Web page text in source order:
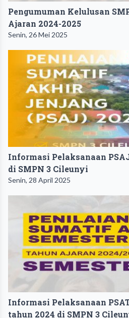
Pengumuman Kelulusan
Ajaran 2024-2025
Senin, 26 Mei 2025
Informasi Pelaksanaan
di SMPN 3 Cileunyi
Senin, 28 April 2025
Informasi Pelaksanaan
tahun 2024 di SMPN 3